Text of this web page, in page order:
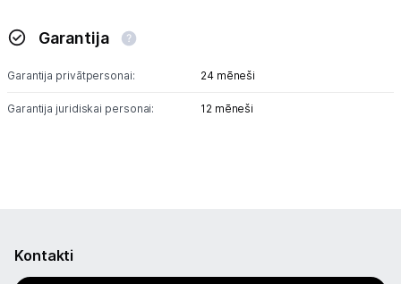
Garantija
Garantija privātpersonai: 24 mēneši
Garantija juridiskai personai: 12 mēneši
Kontakti